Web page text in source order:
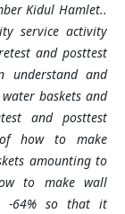
Kidul Hamlet..
service activity
and posttest
understand and
baskets and
and posttest
how to make
amounting to
to make wall
-64% so that it